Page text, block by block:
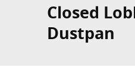
Closed
Dustpan